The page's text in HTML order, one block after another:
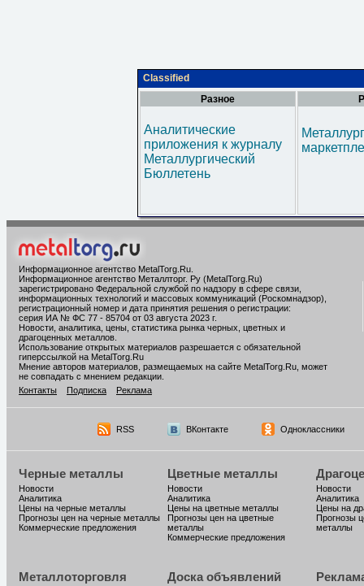
Classified
Разное
Аналитические
приложения к журналу
Металлургический
Бюллетень
Информационное агентство MetalTorg.Ru
Информационное агентство Металлторг. Ру (MetalTorg.Ru)
зарегистрировано Федеральной службой по надзору в сфере связи,
информационных технологий и массовых коммуникаций (Роскомнадзор),
регистрационный номер и дата принятия решения о регистрации:
серия ИА № ФС 77 - 85704 от 03 августа 2023 г.
Новости, аналитика, цены, статистика рынка черных, цветных и
драгоценных металлов.
Использование открытых материалов разрешается с обязательной
гиперссылкой на MetalTorg.Ru
Мнение авторов материалов, размещаемых на сайте MetalTorg.Ru, может
не совпадать с мнением редакции.
Контакты
Подписка Реклама
RSS ВКонтакте Одноклассники
Черные металлы
Новости
Аналитика
Цены на черные металлы
Прогнозы цен на черные металлы
Коммерческие предложения
Цветные металлы
Новости
Аналитика
Цены на цветные металлы
Прогнозы цен на цветные
металлы
Коммерческие предложения
Новости
Аналитика
Цены на
Прогнозы
металлы
Металлоторговля Доска объявлений